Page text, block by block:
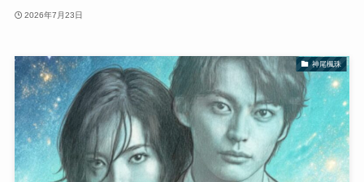
2026年7月23日
神尾楓珠